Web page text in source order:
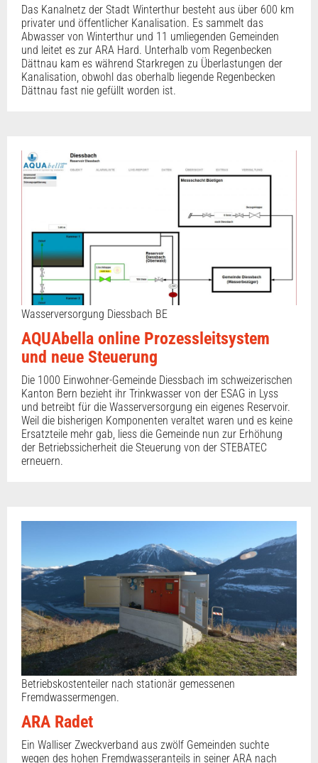
Das Kanalnetz der Stadt Winterthur besteht aus über 600 km
privater und öffentlicher Kanalisation. Es sammelt das
Abwasser von Winterthur und 11 umliegenden Gemeinden
und leitet es zur ARA Hard. Unterhalb vom Regenbecken
Dättnau kam es während Starkregen zu Überlastungen der
Kanalisation, obwohl das oberhalb liegende Regenbecken
Dättnau fast nie gefüllt worden ist.
Wasserversorgung Diessbach BE
AQUAbella online Prozessleitsystem
und neue Steuerung
Die 1000 Einwohner-Gemeinde Diessbach im schweizerischen
Kanton Bern bezieht ihr Trinkwasser von der ESAG in Lyss
und betreibt für die Wasserversorgung ein eigenes Reservoir.
Weil die bisherigen Komponenten veraltet waren und es keine
Ersatzteile mehr gab, liess die Gemeinde nun zur Erhöhung
der Betriebssicherheit die Steuerung von der STEBATEC
erneuern.
Betriebskostenteiler nach stationär gemessenen
Fremdwassermengen.
ARA Radet
Ein Walliser Zweckverband aus zwölf Gemeinden suchte
wegen des hohen Fremdwasseranteils in seiner ARA nach